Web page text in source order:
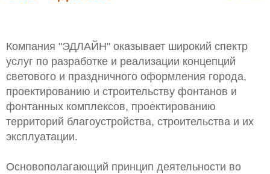
Компания "ЭДЛАЙН" оказывает широкий спектр
услуг по разработке и реализации концепций
светового и праздничного оформления города,
проектированию и строительству фонтанов и
фонтанных комплексов, проектированию
территорий благоустройства, строительства и их
эксплуатации.
Основополагающий принцип деятельности во